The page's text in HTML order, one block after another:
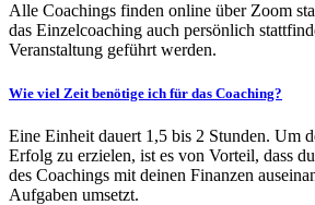
Alle Coachings finden online über Zoom
das Einzelcoaching auch persönlich
Veranstaltung geführt werden.
Wie viel Zeit benötige ich für das Coaching?
Eine Einheit dauert 1,5 bis 2 Stunden. Um
Erfolg zu erzielen, ist es von Vorteil, dass
des Coachings mit deinen Finanzen
Aufgaben umsetzt.